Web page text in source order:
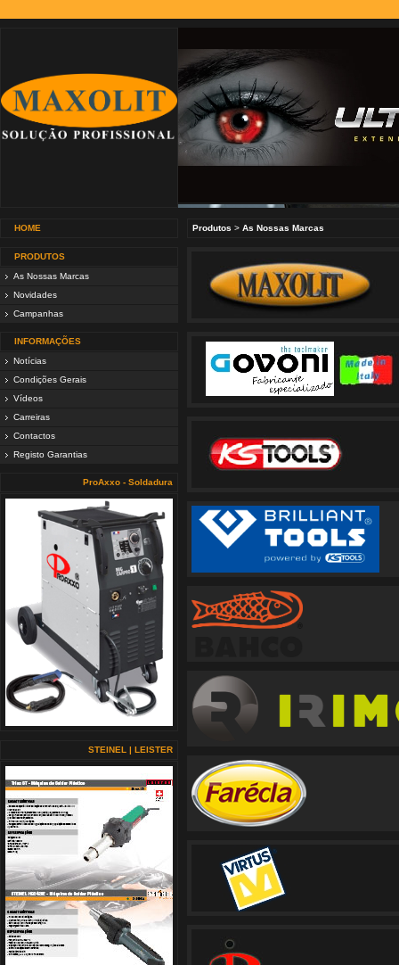
HOME
PRODUTOS
As Nossas Marcas
Novidades
Campanhas
INFORMAÇÕES
Notícias
Condições Gerais
Vídeos
Carreiras
Contactos
Registo Garantias
ProAxxo - Soldadura
STEINEL | LEISTER
Produtos > As Nossas Marcas